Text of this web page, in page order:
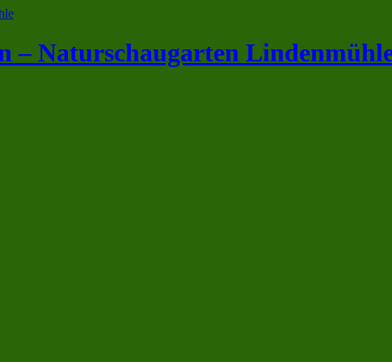
– Naturschaugarten